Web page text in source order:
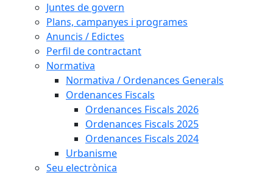
Juntes de govern
Plans, campanyes i programes
Anuncis / Edictes
Perfil de contractant
Normativa
Normativa / Ordenances Generals
Ordenances Fiscals
Ordenances Fiscals 2026
Ordenances Fiscals 2025
Ordenances Fiscals 2024
Urbanisme
Seu electrònica